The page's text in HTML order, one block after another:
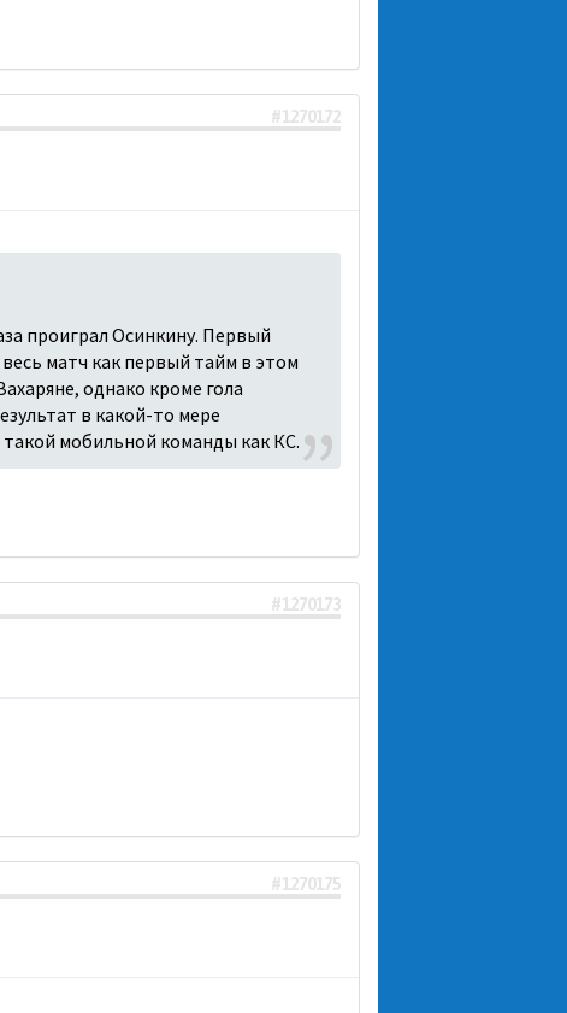
#1270172
проиграл Осинкину. Первый
матч как первый тайм в этом
однако кроме гола
в какой-то мере
мобильной команды как КС.
#1270173
#1270175